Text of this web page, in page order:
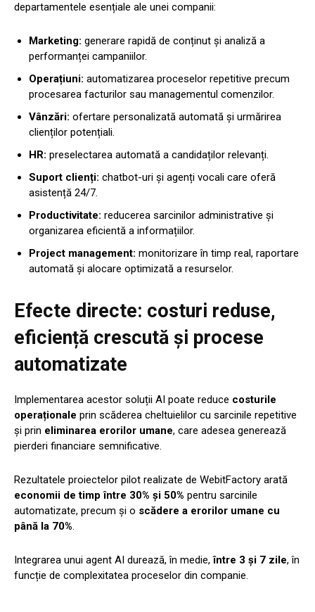
departamentele esențiale ale unei companii:
Marketing: generare rapidă de conținut și analiză a
performanței campaniilor.
Operațiuni: automatizarea proceselor repetitive precum
procesarea facturilor sau managementul comenzilor.
Vânzări: ofertare personalizată automată și urmărirea
clienților potențiali.
HR: preselectarea automată a candidaților relevanți.
Suport clienți: chatbot-uri și agenți vocali care oferă
asistență 24/7.
Productivitate: reducerea sarcinilor administrative și
organizarea eficientă a informațiilor.
Project management: monitorizare în timp real, raportare
automată și alocare optimizată a resurselor.
Efecte directe: costuri reduse,
eficiență crescută și procese
automatizate
Implementarea acestor soluții AI poate reduce costurile
operaționale prin scăderea cheltuielilor cu sarcinile repetitive
și prin eliminarea erorilor umane, care adesea generează
pierderi financiare semnificative.
Rezultatele proiectelor pilot realizate de WebitFactory arată
economii de timp între 30% și 50% pentru sarcinile
automatizate, precum și o scădere a erorilor umane cu
până la 70%.
Integrarea unui agent AI durează, în medie,între 3 și 7 zile, în
funcție de complexitatea proceselor din companie.